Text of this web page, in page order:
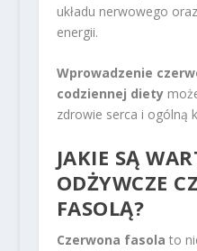
układu nerwowego
energii.
Wprowadzenie
codziennej diety
zdrowie serca i ogólną
JAKIE SĄ
ODŻYWCZE
FASOLĄ?
Czerwona fasola to